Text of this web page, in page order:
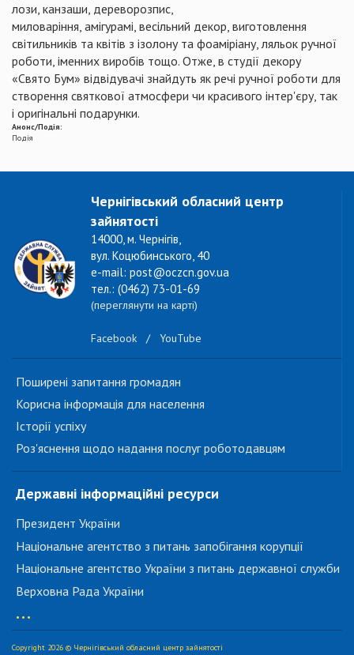
лози, канзаши, дереворозпис,
миловаріння, амігурамі, весільний декор, виготовлення
світильників та квітів з ізолону та фоаміріану, ляльок ручної
роботи, іменних виробів тощо. Отже, в студії декору
«Свято Бум» відвідувачі знайдуть як речі ручної роботи для
створення святкової атмосфери чи красивого інтер'єру, так
і оригінальні подарунки.
Анонс/Подія:
Подія
Чернігівський обласний центр
зайнятості
14000, м. Чернігів,
вул. Коцюбинського, 40
e-mail: post@oczcn.gov.ua
тел.: (0462) 73-01-69
(переглянути на карті)
Facebook / YouTube
Поширені запитання громадян
Корисна інформація для населення
Історії успіху
Роз'яснення щодо надання послуг роботодавцям
Державні інформаційні ресурси
Президент України
Національне агентство з питань запобігання корупції
Національне агентство України з питань державної служби
Верховна Рада України
...
Copyright 2026 © Чернігівський обласний центр зайнятості